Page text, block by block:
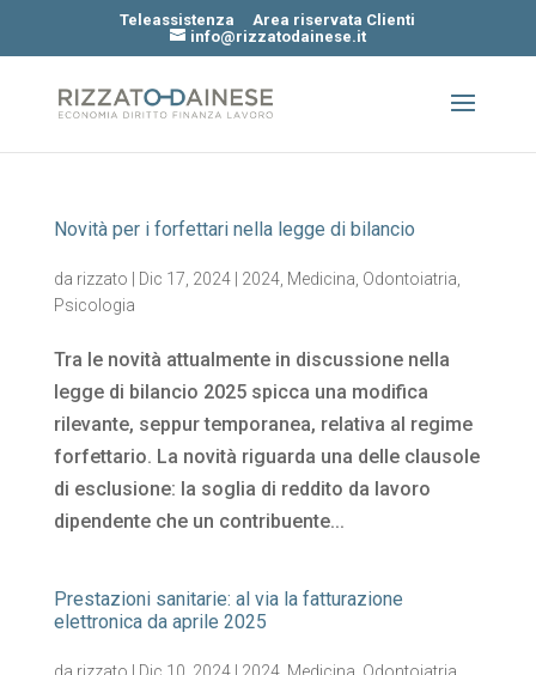
Teleassistenza
Area riservata Clienti
info@rizzatodainese.it
Novità per i forfettari nella legge di bilancio
da rizzato Dic 17, 2024| 2024, Medicina Odontoiatria
Psicologia
Tra le novità attualmente in discussione nella
legge di bilancio 2025 spicca una modifica
rilevante, seppur temporanea, relativa al regime
forfettario. La novità riguarda una delle clausole
di esclusione: la soglia di reddito da lavoro
dipendente che un contribuente...
Prestazioni sanitarie: al via la fatturazione
elettronica da aprile 2025